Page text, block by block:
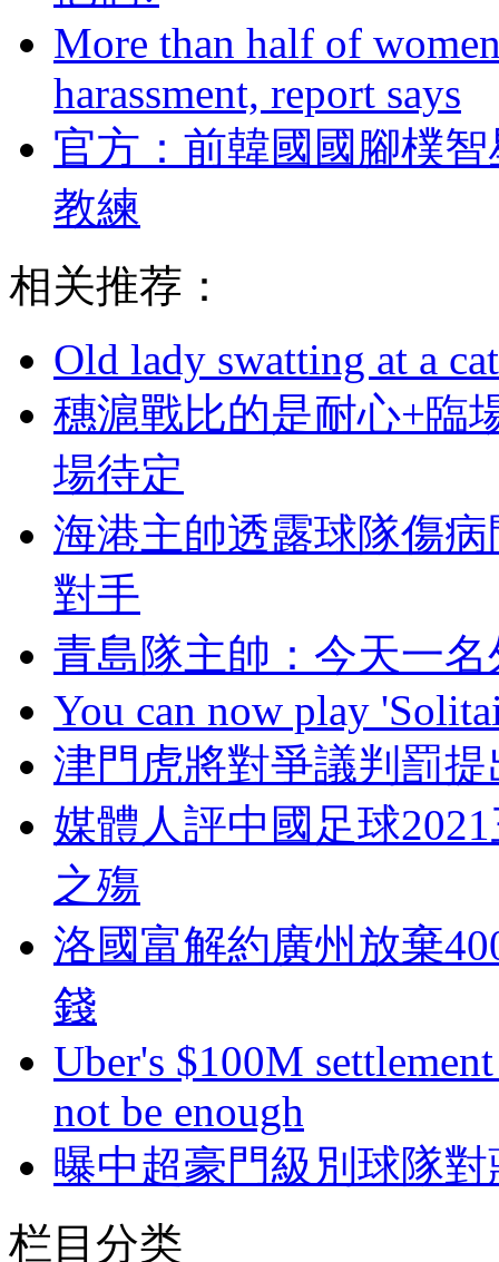
More than half of
harassment, report says
官方：前韓國國腳
教練
相关推荐：
Old lady swatting at a
穗滬戰比的是耐心+臨
場待定
海港主帥透露球隊傷
對手
青島隊主帥 ：今天一
You can now play
津門虎將對爭議判罰
媒體人評中國足球2021
之殤
洛國富解約廣州放棄
錢
Uber's $100M
not be enough
曝中超豪門級別球隊
栏目分类